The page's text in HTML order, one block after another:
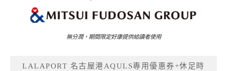
無分潤，期間限定好康提供給讀者使用
LALAPORT 名古屋港AQULS專用優惠券+休足時